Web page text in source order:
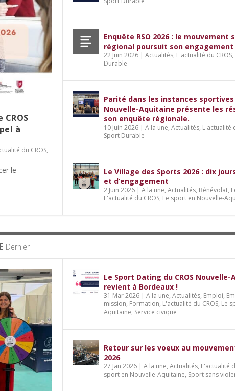
: le CROS Nouvelle-Aquitaine
jours de partage et d’engagement
L'actualité du CROS,Le sport en Nouvelle-Aquitaine
dédiée à l’emploi et aux métiers du
Sport et professionnalisation
à
du CROS,
le
Enquête RSO 2026 : le mouvement
régional poursuit son engagement
22 Juin 2026| Actualités, L'actualité du CROS,
Durable
Parité dans les instances sportives
Nouvelle-Aquitaine présente les
son enquête régionale.
10 Juin 2026| A la une, Actualités, L'actualité
Sport Durable
Le Village des Sports 2026 : dix
et d’engagement
2 Juin 2026| A la une, Actualités, Bénévolat,
L'actualité du CROS, Le sport en Nouvelle-
Dernier
Le Sport Dating du CROS Nouvelle-
revient à Bordeaux !
31 Mar 2026| A la une, Actualités, Emploi,
mission, Formation, L'actualité du CROS, Le
Aquitaine, Service civique
Retour sur les voeux au
2026
27 Jan 2026| A la une, Actualités, L'actualité
sport en Nouvelle-Aquitaine, Sport sans